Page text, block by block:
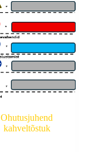
Ohutusjuhend
kahveltõstuk